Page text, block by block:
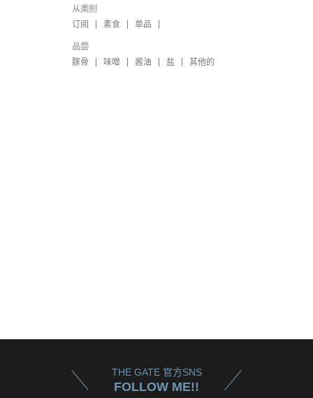
从类别
订阅
素食 单品
品尝
豚骨
味噌 酱油 盐 其他的
THE GATE 官方SNS
FOLLOW ME!!